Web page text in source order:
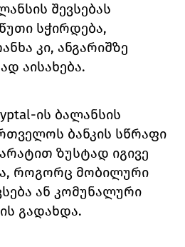
შევსებას
სჭირდება,
კი, ანგარიშზე
აისახება.
-ის ბალანსის
ბანკის სწრაფი
ზუსტად იგივე
როგორც მობილური
ან კომუნალური
გადახდა.